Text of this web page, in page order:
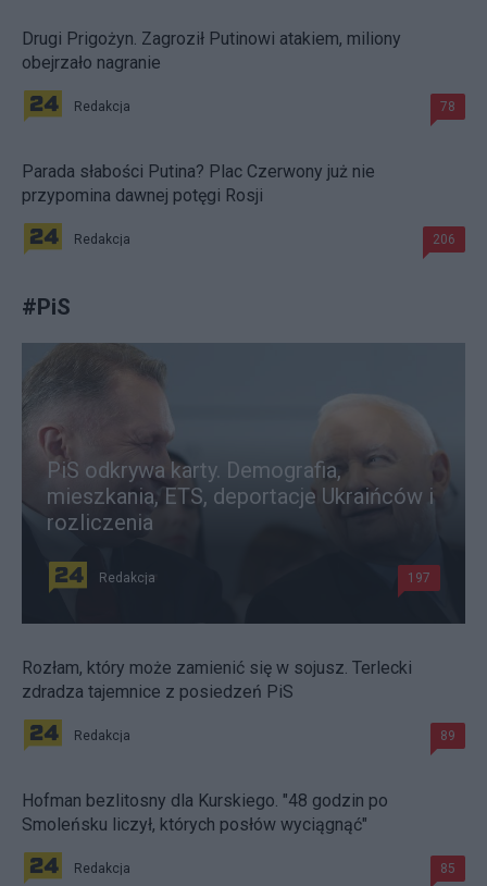
Drugi Prigożyn. Zagroził Putinowi atakiem, miliony
obejrzało nagranie
Redakcja 78
Parada słabości Putina? Plac Czerwony już nie
przypomina dawnej potęgi Rosji
Redakcja 206
#PiS
PiS odkrywa karty. Demografia,
mieszkania, ETS, deportacje Ukraińców i
rozliczenia
Redakcja 197
Rozłam, który może zamienić się w sojusz. Terlecki
zdradza tajemnice z posiedzeń PiS
Redakcja 89
Hofman bezlitosny dla Kurskiego. "48 godzin po
Smoleńsku liczył, których posłów wyciągnąć"
Redakcja 85